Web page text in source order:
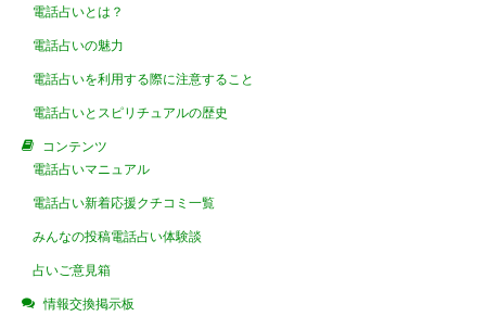
電話占いとは？
電話占いの魅力
電話占いを利用する際に注意すること
電話占いとスピリチュアルの歴史
コンテンツ
電話占いマニュアル
電話占い新着応援クチコミ一覧
みんなの投稿電話占い体験談
占いご意見箱
情報交換掲示板